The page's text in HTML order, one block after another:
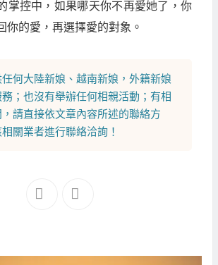
掌控中，如果哪天你不再愛她了，你
你的愛，再選擇愛的對象。
何大陸新娘 、 越南新娘 ， 外籍新娘
務；也沒有舉辦任何相親活動；有相
請直接依文章內容所述的聯絡方
關業者進行聯絡洽詢！